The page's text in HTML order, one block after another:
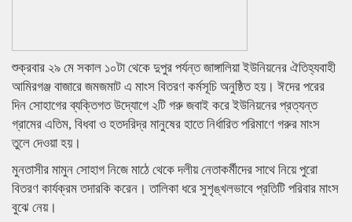
শুক্রবার ২৯ মে সকাল ১০টা থেকে দুপুর পর্যন্ত জাঙ্গালিয়া ইউনিয়নের ঐতিহ্যবাহী
আমিরগঞ্জ বাজারে জমজমাট এ মাংস বিতরণ কর্মসূচি অনুষ্ঠিত হয়। ঈদের পরের
দিন সোহাগের ব্যক্তিগত উদ্যোগে ২টি গরু জবাই করে ইউনিয়নের প্রত্যন্ত
গ্রামের এতিম, বিধবা ও হতদরিদ্র মানুষের হাতে নির্ধারিত পরিমাণে গরুর মাংস
তুলে দেওয়া হয়।
মুনতাসীর মামুন সোহাগ নিজে মাঠে থেকে দলীয় নেতাকর্মীদের সাথে নিয়ে পুরো
বিতরণ কার্যক্রম তদারকি করেন। তালিকা ধরে সুশৃঙ্খলভাবে প্রতিটি পরিবার মাংস
বুঝে নেয়।